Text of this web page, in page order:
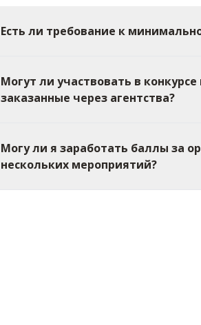
Есть ли требование к
Могут ли участвовать в
заказанные через агентства?
Могу ли я заработать баллы за
нескольких мероприятий?